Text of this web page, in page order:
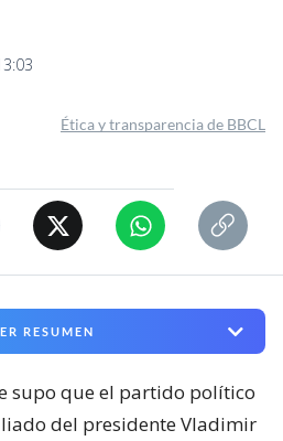
Ética y transparencia de BBCL
RESUMEN
supo que el partido político
del presidente Vladimir